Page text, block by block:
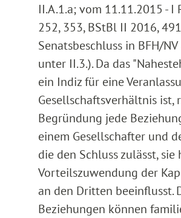
II.A.1.a; vom 11.11.2015 - I
252, 353, BStBl II 2016,
Senatsbeschluss in BFH/
unter II.3.). Da das
ein Indiz für eine
Gesellschaftsverhältnis ist,
Begründung jede
einem Gesellschafter und
die den Schluss zulässt, sie
Vorteilszuwendung der
an den Dritten beeinflusst.
Beziehungen können